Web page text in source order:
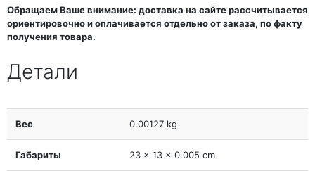
Обращаем Ваше внимание: доставка на сайте рассчитывается
ориентировочно и оплачивается отдельно от заказа, по факту
получения товара.
Детали
Вес 0.00127 kg
Габариты 23 × 13 × 0.005 cm